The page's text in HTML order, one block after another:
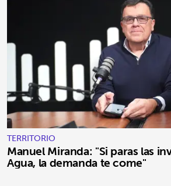
TERRITORIO
Manuel Miranda: "Si paras las
Agua, la demanda te come"